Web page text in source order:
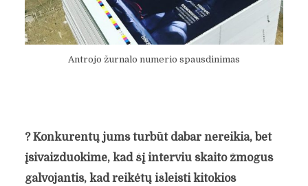
Antrojo žurnalo numerio spausdinimas
?Konkurentų jums turbūt dabar nereikia, bet
įsivaizduokime, kad šį interviu skaito žmogus
galvojantis, kad reikėtų išleisti kitokios